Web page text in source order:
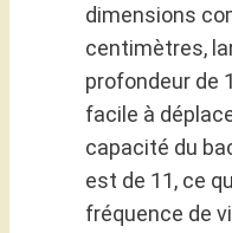
dimensions
centimètres,
profondeur de
facile à
capacité du
est de 11, ce
fréquence de